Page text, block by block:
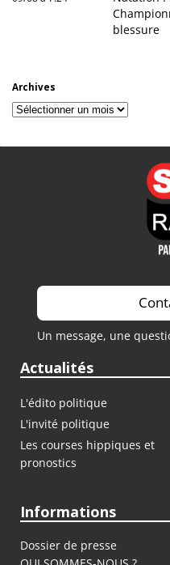
blessure
Archives
Archives
Un message, une
Actualités
L'édito politique
L'invité politique
Les courses hippiques et
pronostics
Informations
Dossier de presse